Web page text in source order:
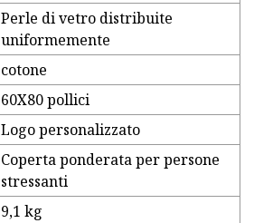
Perle di vetro distribuite
uniformemente
cotone
60X80 pollici
Logo personalizzato
Coperta ponderata per persone
stressanti
9,1 kg